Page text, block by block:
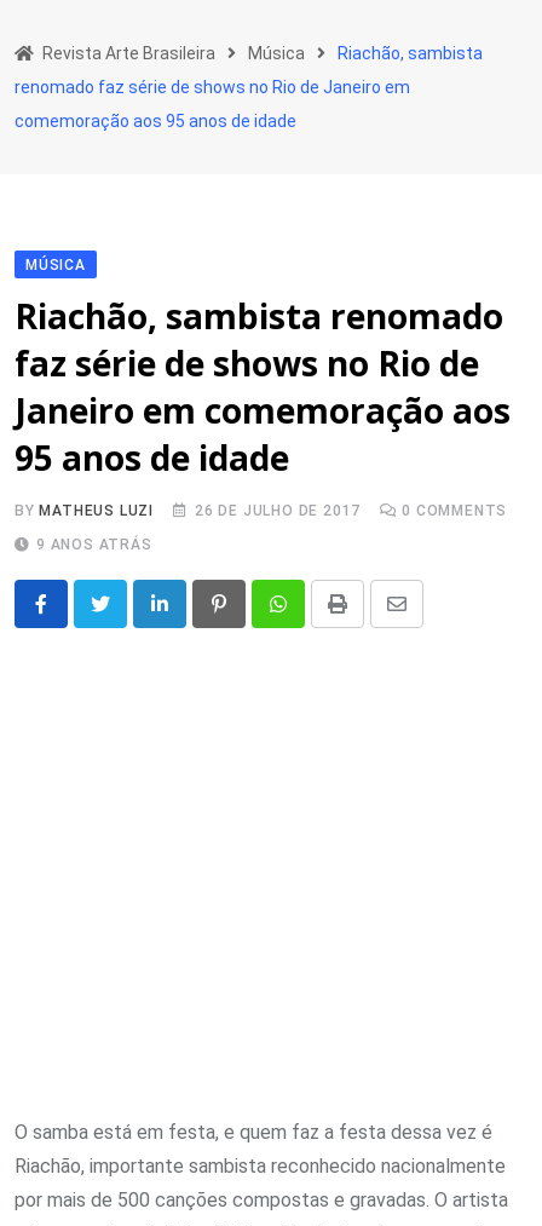
to
content
Revista Arte Brasileira Música
Riachão, sambista
renomado faz série de shows no Rio de Janeiro em
comemoração aos 95 anos de idade
MÚSICA
Riachão, sambista renomado
faz série de shows no Rio de
Janeiro em comemoração aos
95 anos de idade
BY MATHEUS LUZI 26 DE JULHO DE 2017 0 COMMENTS
9 ANOS ATRÁS
LinkedIn PinterestWhatsappPrint
Share
O samba está em festa, e quem faz a festa dessa vez é
Riachão, importante sambista reconhecido nacionalmente
por mais de 500 canções compostas e gravadas. O artista